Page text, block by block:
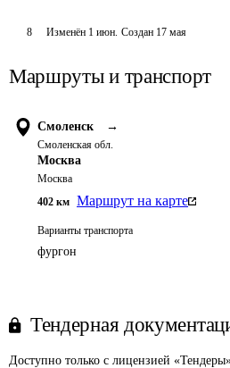
8 Изменён 1 июн. Создан 17 мая
Маршруты и транспорт
Смоленск →
Смоленская обл.
Москва
Москва
402 км Маршрут на карте
Варианты транспорта
фургон
Тендерная
Доступно только с лицензией